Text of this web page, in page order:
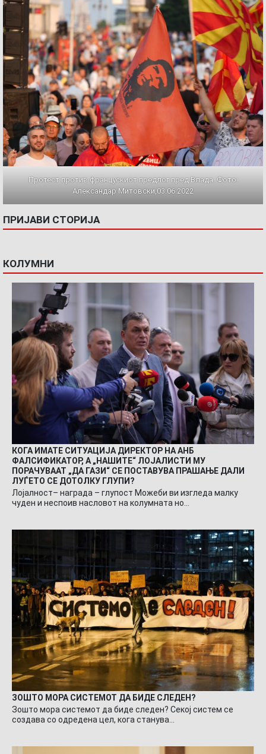
Протест против францускиот предлог пред Влада. Фото:
Александар Митовски,03.06.2022
ПРИЈАВИ СТОРИЈА
КОЛУМНИ
КОГА ИМАТЕ СИТУАЦИЈА ДИРЕКТОР НА АНБ
ФАЛСИФИКАТОР, А „НАШИТЕ“ ЛОЈАЛИСТИ МУ
ПОРАЧУВААТ „ДА ГАЗИ“ СЕ ПОСТАВУВА ПРАШАЊЕ ДАЛИ
ЛУЃЕТО СЕ ДОТОЛКУ ГЛУПИ?
Лојалност– награда – глупост Можеби ви изгледа малку
чуден и неспоив насловот на колумната но…
ЗОШТО МОРА СИСТЕМОТ ДА БИДЕ СЛЕДЕН?
Зошто мора системот да биде следен? Секој систем се
создава со одредена цел, кога станува…